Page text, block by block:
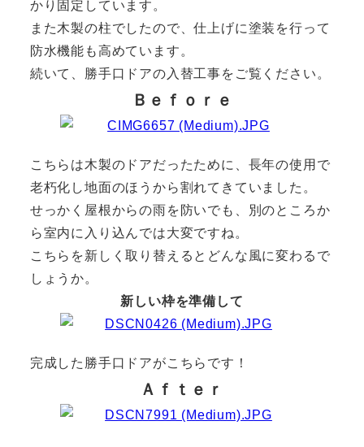
かり固定しています。
また木製の柱でしたので、仕上げに塗装を行って
防水機能も高めています。
続いて、勝手口ドアの入替工事をご覧ください。
Ｂｅｆｏｒｅ
こちらは木製のドアだったために、長年の使用で
老朽化し地面のほうから割れてきていました。
せっかく屋根からの雨を防いでも、別のところか
ら室内に入り込んでは大変ですね。
こちらを新しく取り替えるとどんな風に変わるで
しょうか。
新しい枠を準備して
完成した勝手口ドアがこちらです！
Ａｆｔｅｒ